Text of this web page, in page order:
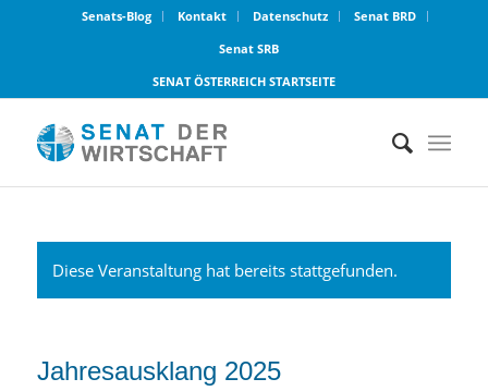
Senats-Blog Kontakt Datenschutz
Senat BRD
Senat SRB
SENAT ÖSTERREICH STARTSEITE
Diese Veranstaltung hat bereits stattgefunden.
Jahresausklang 2025